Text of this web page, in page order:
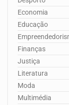
Economia
Educação
Finanças
Justiça
Literatura
Moda
Multimédia